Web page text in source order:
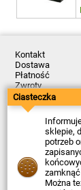
Kontakt
Dostawa
Płatność
Zwroty
Reklamacje
Regulamin
Polityka
O Firmie
Data ostatniej
© Firma Piekarz
Sklep
Ciasteczka
sklepie,
potrzeb
Można